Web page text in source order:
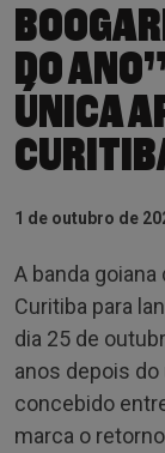
DO
ÚNICA
1 de outubro de
A banda
Curitiba para
dia 25 de
anos depois
concebido
marca o